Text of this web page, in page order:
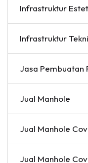
Infrastruktur
Infrastruktur
Jasa Pembuatan
Jual Manhole
Jual Manhole
Jual Manhole